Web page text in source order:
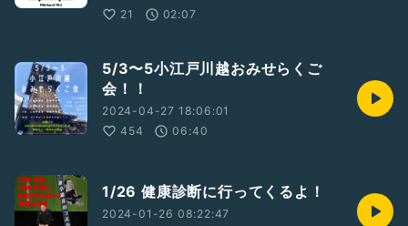
21
02:07
5/3〜5小江戸川越おみせらくご
会！！
2024-04-27 18:06:01
454
06:40
1/26 健康診断に行ってくるよ！
2024-01-26 08:22:47